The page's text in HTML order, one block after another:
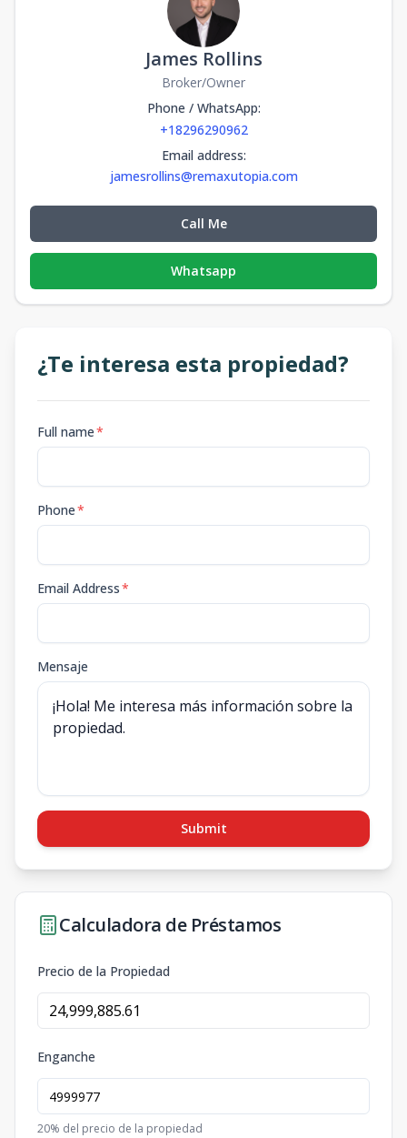
James Rollins
Broker/Owner
Phone / WhatsApp:
+18296290962
Email address:
jamesrollins@remaxutopia.com
Call Me
Whatsapp
¿Te interesa esta propiedad?
Full name*
Phone*
Email Address*
Mensaje
Submit
Calculadora de Préstamos
Precio de la Propiedad
Enganche
20% del precio de la propiedad